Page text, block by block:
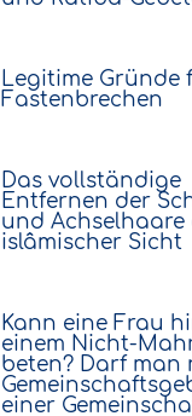
Legitime Gründe
Fastenbrechen
Das vollständige
Entfernen der
und Achselhaare
islâmischer Sicht
Kann eine Frau
einem Nicht-
beten? Darf man
einer